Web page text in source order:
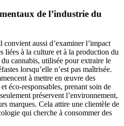
de l’industrie du
aussi d’examiner l’impact
liées à la culture et à la production du
cannabis, utilisée pour extraire le
lorsqu’elle n’est pas maîtrisée.
à mettre en œuvre des
éco-responsables, prenant soin de
préservent l’environnement,
marques. Cela attire une clientèle de
qui cherche à consommer des